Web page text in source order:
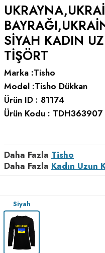
SIYAH KADIN
TIŞÖRT
Marka :Tisho
Model :Tisho Dükkan
Ürün ID : 81174
Ürün Kodu : TDH363907
Daha Fazla Tisho
Daha Fazla Kadın Uzun
Siyah